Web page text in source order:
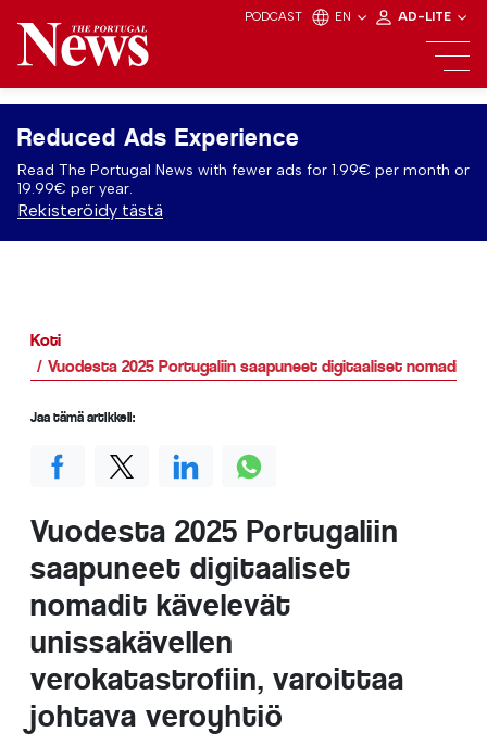
PODCAST EN AD-LITE
Reduced Ads Experience
Read The Portugal News with fewer ads for 1.99€ per month or
19.99€ per year.
Rekisteröidy tästä
Koti
Vuodesta 2025 Portugaliin saapuneet digitaaliset nomadit
Vuodesta 2025 Portugaliin
saapuneet digitaaliset
nomadit kävelevät
unissakävellen
verokatastrofiin, varoittaa
johtava veroyhtiö
Jaa tämä artikkeli: